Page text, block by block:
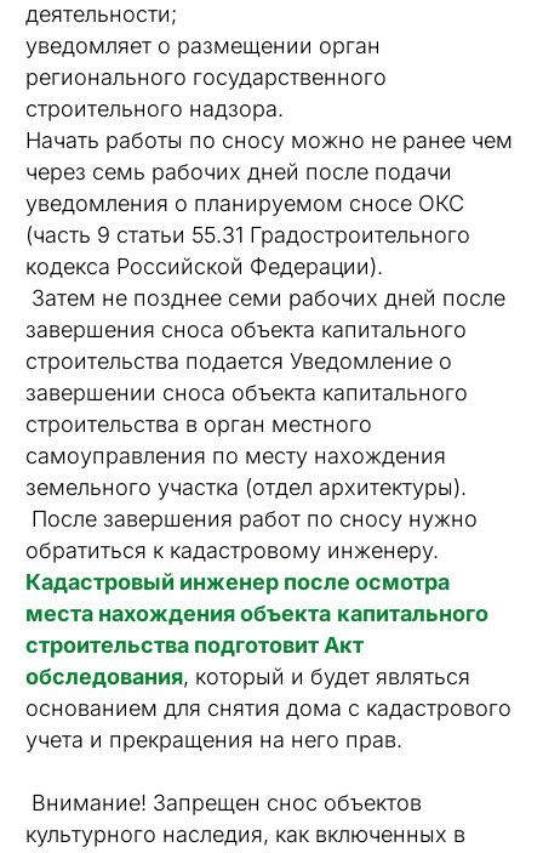
деятельности;
уведомляет о размещении орган
регионального государственного
строительного надзора.
Начать работы по сносу можно не ранее чем
через семь рабочих дней после подачи
уведомления о планируемом сносе ОКС
(часть 9 статьи 55.31 Градостроительного
кодекса Российской Федерации).
Затем не позднее семи рабочих дней после
завершения сноса объекта капитального
строительства подается Уведомление о
завершении сноса объекта капитального
строительства в орган местного
самоуправления по месту нахождения
земельного участка (отдел архитектуры).
После завершения работ по сносу нужно
обратиться к кадастровому инженеру.
Кадастровый инженер после осмотра
места нахождения объекта капитального
строительства подготовит Акт
обследования, который и будет являться
основанием для снятия дома с кадастрового
учета и прекращения на него прав.
Внимание! Запрещен снос объектов
культурного наследия, как включенных в